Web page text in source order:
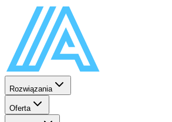
Rozwiązania
Oferta